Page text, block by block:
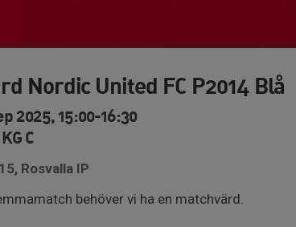
Nordic United FC P2014 Blå
2025, 15:00-16:30
C
Rosvalla IP
behöver vi ha en matchvärd.